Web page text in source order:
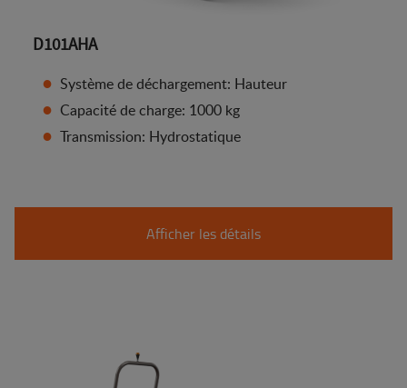
D101AHA
Système de déchargement: Hauteur
Capacité de charge: 1000 kg
Transmission: Hydrostatique
Afficher les détails